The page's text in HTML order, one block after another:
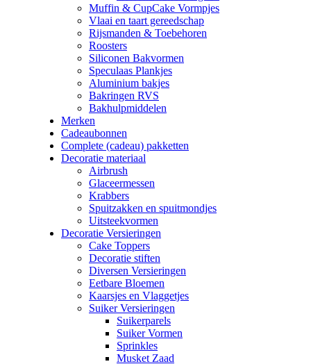
Muffin & CupCake Vormpjes
Vlaai en taart gereedschap
Rijsmanden & Toebehoren
Roosters
Siliconen Bakvormen
Speculaas Plankjes
Aluminium bakjes
Bakringen RVS
Bakhulpmiddelen
Merken
Cadeaubonnen
Complete (cadeau) pakketten
Decoratie materiaal
Airbrush
Glaceermessen
Krabbers
Spuitzakken en spuitmondjes
Uitsteekvormen
Decoratie Versieringen
Cake Toppers
Decoratie stiften
Diversen Versieringen
Eetbare Bloemen
Kaarsjes en Vlaggetjes
Suiker Versieringen
Suikerparels
Suiker Vormen
Sprinkles
Musket Zaad